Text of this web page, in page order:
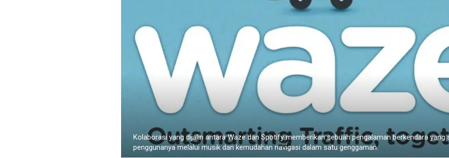
Kolaborasi yang dijalin antara Waze dan Spotify memberikan sebuah pengalaman berkendara yang
penggunanya melalui musik dan kemudahan navigasi dalam satu genggaman.